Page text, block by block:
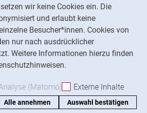
wir keine Cookies ein. Die
und erlaubt keine
Besucher*innen. Cookies von
nur nach ausdrücklicher
Weitere Informationen hierzu finden
Cookies akzeptieren
(Matomo) Analyse-Cookies
Externe Inhalte
Alle annehmen Auswahl bestätigen